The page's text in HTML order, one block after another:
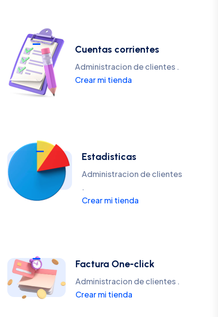
Cuentas corrientes
Administracion de clientes .
Crear mi tienda
Estadisticas
Administracion de clientes
.
Crear mi tienda
Factura One-click
Administracion de clientes .
Crear mi tienda